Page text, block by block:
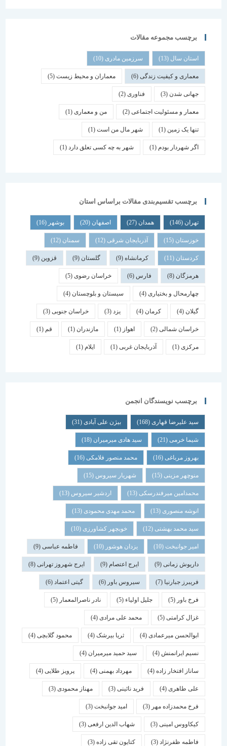
برچسب مجموعه مقالات
استان سال(13) سرزمین مادری(10)
معماری و کیفیت زندگی(6) معماران و محیط زیست(5)
جهانی شدن(3) فناوری (2)
معمار و مسئولیت اجتماعی (2) من و معماری (1)
تنها یک زمین(1) شهر مال من است(1)
اگر شهردار بودم (1) شهر به چه کسی تعلق دارد(1)
برچسب تقسیم‌بندی مقالات براساس استان
همدان اصفهان (20) بوشهر
خوزستان(15) آذربایجان شرقی(12) سمنان (12)
کردستان(11) کرمانشاه(9) گلستان (9) قزوین
هرمزگان(8) فارس خراسان رضوی(5)
چهارمحال و بختیاری (4) سیستان و بلوچستان(4)
کرمان یزد خراسان جنوبی(3)
خراسان شمالی(2) اهواز مازندران(1) قم
(1) آذربایجان غربی(1) ایلام
برچسب نویسندگان انجمن
سید علیرضا قهاری(168) بیژن علی آبادی(31)
شیما خرمی(21) سید هادی میرمیران(18)
بهروز مرباغی (16) محمد منصور فلامکی (16)
منوچهر مزینی(15) شهریار سیروس(15)
محمدامین میرفندرسکی(13) اردشیر سیروس(13)
انوشه منصوری(13) محمد مهدی محمودی(13)
سید محمد بهشتی(12) خوبچهر کشاورزی(10)
امیر جوانبخت(10) یزدان هوشور(10) فاطمه عباسی(9)
داریوش زمانی(9) ایرج اعتصام(9) ایرج شهروز تهرانی(8)
فریبرز جبارنیا(7) سیروس باور(6) گیتی اعتماد(6)
فرخ باور(5) جلیل اولیاء(5) نادر ناصرالمعمار (5)
غزال کرامتی(5) محمد علی مرادی(4)
ابوالحسن میرعمادی(4) ثریا بیرشک(4) محمود گلابچی(4)
نسیم ایرانمنش(4) سید حمید میرمیران(4)
ساناز افتخار زاده(4) مهرداد بهمنی (4) پرویز طلایی(4)
علی طاهری(4) فرید نائینی(3) مهناز محمودی(3)
فرخ محمدزاده مهر(3) امید جوانبخت(3)
کیکاووس امینی(3) شهاب الدین ارفعی(3)
فاطمه ظفرنژاد(3) کتایون تقی زاده(3)